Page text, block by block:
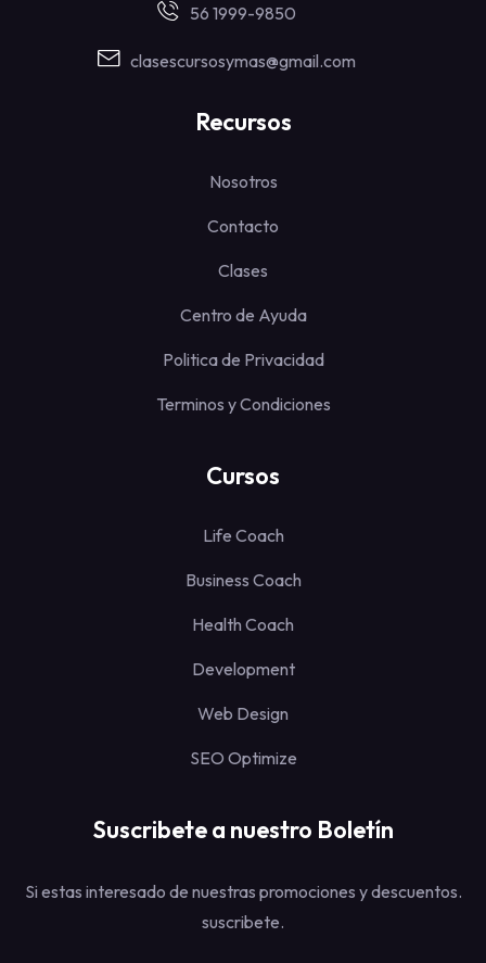
56 1999-9850
clasescursosymas@gmail.com
Recursos
Nosotros
Contacto
Clases
Centro de Ayuda
Politica de Privacidad
Terminos y Condiciones
Cursos
Life Coach
Business Coach
Health Coach
Development
Web Design
SEO Optimize
Suscribete a nuestro Boletín
Si estas interesado de nuestras promociones y descuentos.
suscribete.